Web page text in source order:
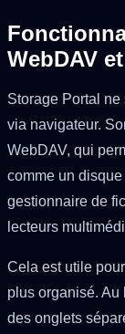
WebDAV
Storage Portal
via navigateur.
WebDAV, qui
comme un
gestionnaire de
lecteurs
Cela est utile
plus organisé.
des onglets